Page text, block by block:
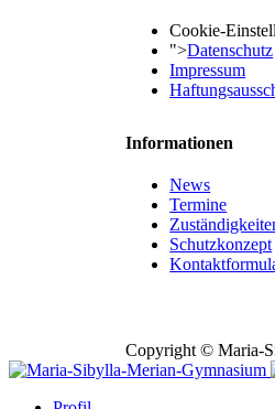
Cookie-
">Datenschutz
Impressum
Informationen
News
Termine
Schutzkonzept
Copyright © Maria-